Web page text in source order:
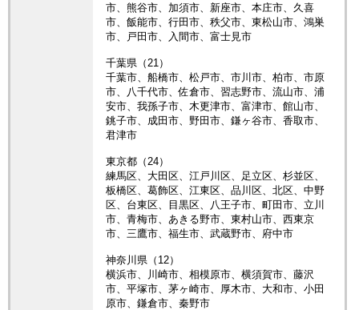
市、熊谷市、加須市、新座市、本庄市、久喜
市、飯能市、行田市、秩父市、東松山市、鴻巣
市、戸田市、入間市、富士見市
千葉県（21）
千葉市、船橋市、松戸市、市川市、柏市、市原
市、八千代市、佐倉市、習志野市、流山市、浦
安市、我孫子市、木更津市、富津市、館山市、
銚子市、成田市、野田市、鎌ヶ谷市、香取市、
君津市
東京都（24）
練馬区、大田区、江戸川区、足立区、杉並区、
板橋区、葛飾区、江東区、品川区、北区、中野
区、台東区、目黒区、八王子市、町田市、立川
市、青梅市、あきる野市、東村山市、西東京
市、三鷹市、福生市、武蔵野市、府中市
神奈川県（12）
横浜市、川崎市、相模原市、横須賀市、藤沢
市、平塚市、茅ヶ崎市、厚木市、大和市、小田
原市、鎌倉市、秦野市